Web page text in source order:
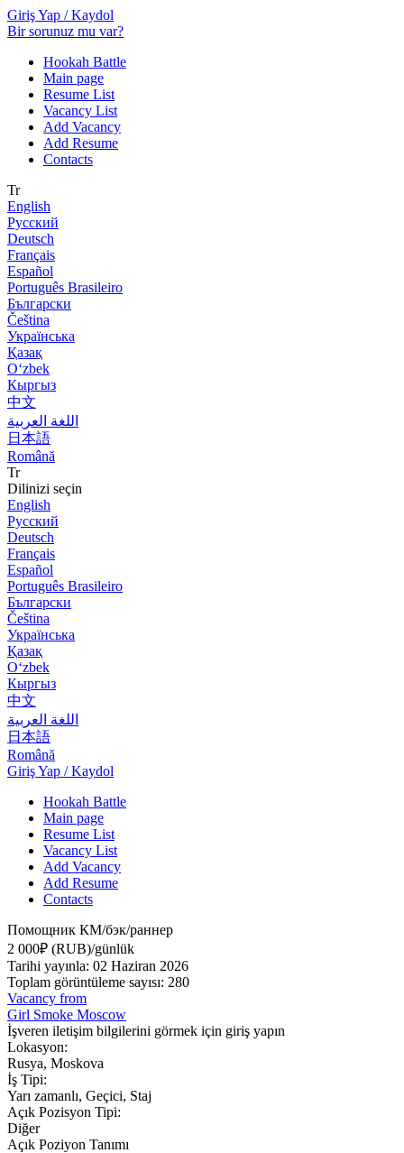
Giriş Yap / Kaydol
Bir sorunuz mu var?
Hookah Battle
Main page
Resume List
Vacancy List
Add Vacancy
Add Resume
Contacts
Tr
English
Русский
Deutsch
Français
Español
Português Brasileiro
Български
Čeština
Українська
Қазақ
Оʻzbek
Кыргыз
中文
اللغة العربية
日本語
Română
Tr
Dilinizi seçin
English
Русский
Deutsch
Français
Español
Português Brasileiro
Български
Čeština
Українська
Қазақ
Оʻzbek
Кыргыз
中文
اللغة العربية
日本語
Română
Giriş Yap / Kaydol
Hookah Battle
Main page
Resume List
Vacancy List
Add Vacancy
Add Resume
Contacts
Помощник КМ/бэк/раннер
2 000₽ (RUB)/günlük
Tarihi yayınla: 02 Haziran 2026
Toplam görüntüleme sayısı: 280
Vacancy from
Girl Smoke Moscow
İşveren iletişim bilgilerini görmek için giriş yapın
Lokasyon:
Rusya, Moskova
İş Tipi:
Yarı zamanlı, Geçici, Staj
Açık Pozisyon Tipi:
Diğer
Açık Poziyon Tanımı